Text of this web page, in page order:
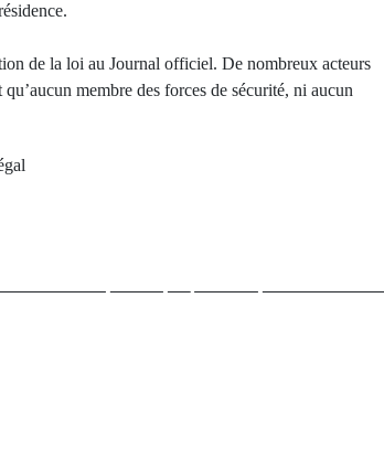
de la loi au Journal officiel. De nombreux acteurs
membre des forces de sécurité, ni aucun
dissolution du